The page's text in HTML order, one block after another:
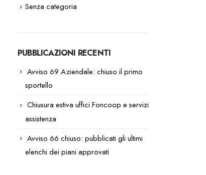
Senza categoria
PUBBLICAZIONI RECENTI
Avviso 69 Aziendale: chiuso il primo
sportello
Chiusura estiva uffici Foncoop e servizi
assistenza
Avviso 66 chiuso: pubblicati gli ultimi
elenchi dei piani approvati